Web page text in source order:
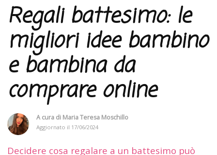
Regali battesimo: le
migliori idee bambino
e bambina da
comprare online
A cura di Maria Teresa Moschillo
Aggiornato il 17/06/2024
Decidere cosa regalare a un battesimo può